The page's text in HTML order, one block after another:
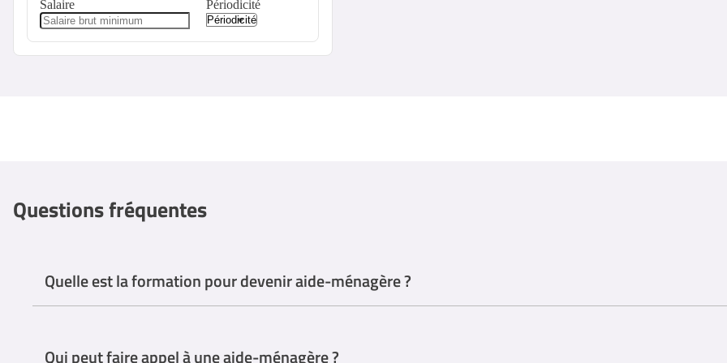
Salaire Périodicité
Questions fréquentes
Quelle est la formation pour devenir aide-ménagère ?
Certains organismes proposent des programmes de formation professionnelle spécifiques aux services d'aide à domicile.
Qui peut faire appel à une aide-ménagère ?